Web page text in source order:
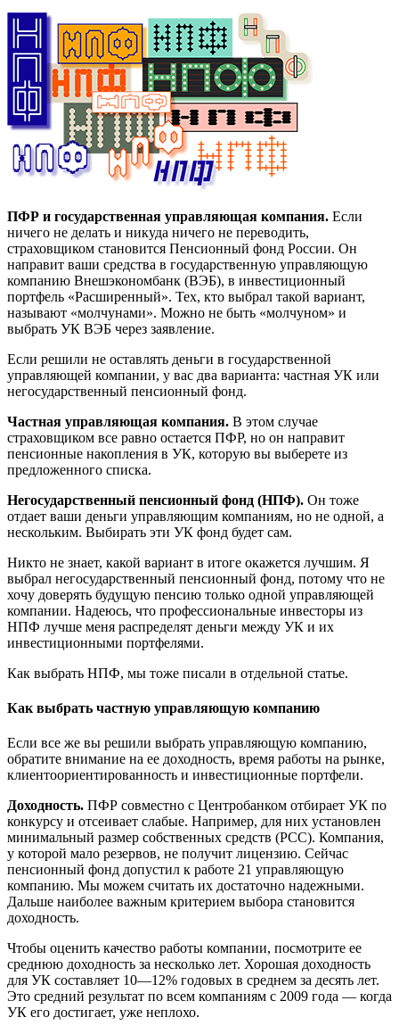
ПФР и государственная управляющая компания. Если
ничего не делать и никуда ничего не переводить,
страховщиком становится Пенсионный фонд России. Он
направит ваши средства в государственную управляющую
компанию Внешэкономбанк (ВЭБ), в инвестиционный
портфель «Расширенный». Тех, кто выбрал такой вариант,
называют «молчунами». Можно не быть «молчуном» и
выбрать УК ВЭБ через заявление.
Если решили не оставлять деньги в государственной
управляющей компании, у вас два варианта: частная УК или
негосударственный пенсионный фонд.
Частная управляющая компания. В этом случае
страховщиком все равно остается ПФР, но он направит
пенсионные накопления в УК, которую вы выберете из
предложенного списка.
Негосударственный пенсионный фонд (НПФ). Он тоже
отдает ваши деньги управляющим компаниям, но не одной, а
нескольким. Выбирать эти УК фонд будет сам.
Никто не знает, какой вариант в итоге окажется лучшим. Я
выбрал негосударственный пенсионный фонд, потому что не
хочу доверять будущую пенсию только одной управляющей
компании. Надеюсь, что профессиональные инвесторы из
НПФ лучше меня распределят деньги между УК и их
инвестиционными портфелями.
Как выбрать НПФ, мы тоже писали в отдельной статье.
Как выбрать частную управляющую компанию
Если все же вы решили выбрать управляющую компанию,
обратите внимание на ее доходность, время работы на рынке,
клиентоориентированность и инвестиционные портфели.
Доходность. ПФР совместно с Центробанком отбирает УК по
конкурсу и отсеивает слабые. Например, для них установлен
минимальный размер собственных средств (РСС). Компания,
у которой мало резервов, не получит лицензию. Сейчас
пенсионный фонд допустил к работе 21 управляющую
компанию. Мы можем считать их достаточно надежными.
Дальше наиболее важным критерием выбора становится
доходность.
Чтобы оценить качество работы компании, посмотрите ее
среднюю доходность за несколько лет. Хорошая доходность
для УК составляет 10—12% годовых в среднем за десять лет.
Это средний результат по всем компаниям с 2009 года — когда
УК его достигает, уже неплохо.